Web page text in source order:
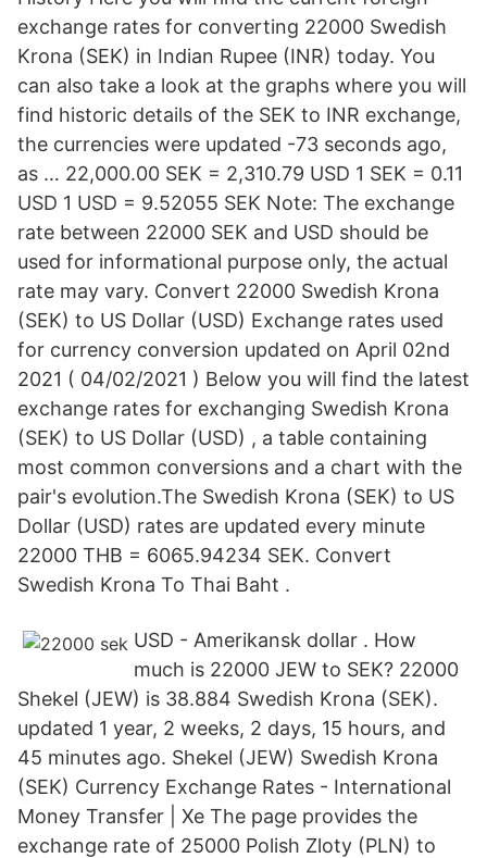
exchange rates for converting 22000 Swedish
Krona (SEK) in Indian Rupee (INR) today. You
can also take a look at the graphs where you will
find historic details of the SEK to INR exchange,
the currencies were updated -73 seconds ago,
as … 22,000.00 SEK = 2,310.79 USD 1 SEK = 0.11
USD 1 USD = 9.52055 SEK Note: The exchange
rate between 22000 SEK and USD should be
used for informational purpose only, the actual
rate may vary. Convert 22000 Swedish Krona
(SEK) to US Dollar (USD) Exchange rates used
for currency conversion updated on April 02nd
2021 ( 04/02/2021 ) Below you will find the latest
exchange rates for exchanging Swedish Krona
(SEK) to US Dollar (USD) , a table containing
most common conversions and a chart with the
pair's evolution.The Swedish Krona (SEK) to US
Dollar (USD) rates are updated every minute
22000 THB = 6065.94234 SEK. Convert
Swedish Krona To Thai Baht .
USD - Amerikansk dollar . How
much is 22000 JEW to SEK? 22000
Shekel (JEW) is 38.884 Swedish Krona (SEK).
updated 1 year, 2 weeks, 2 days, 15 hours, and
45 minutes ago. Shekel (JEW) Swedish Krona
(SEK) Currency Exchange Rates - International
Money Transfer | Xe The page provides the
exchange rate of 25000 Polish Zloty (PLN) to